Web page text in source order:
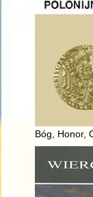
Bóg, Honor,